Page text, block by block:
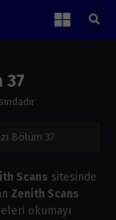
37
Bölüm 37
Scans sitesinde
Zenith Scans
okumayı